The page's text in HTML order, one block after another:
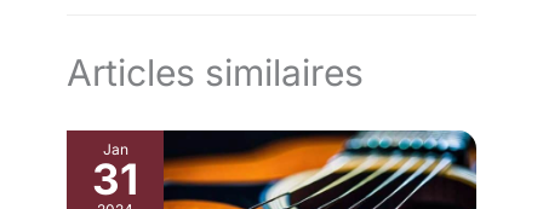
Articles similaires
Jan
31